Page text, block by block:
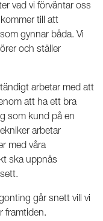
vad vi förväntar oss
till att
gynnar båda. Vi
och ställer
arbetar med att
att ha ett bra
som kund på en
arbetar
med våra
ska uppnås
går snett vill vi
framtiden.